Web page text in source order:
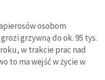
osobom
grzywną do ok. 95 tys.
w trakcie prac nad
to ma wejść w życie w